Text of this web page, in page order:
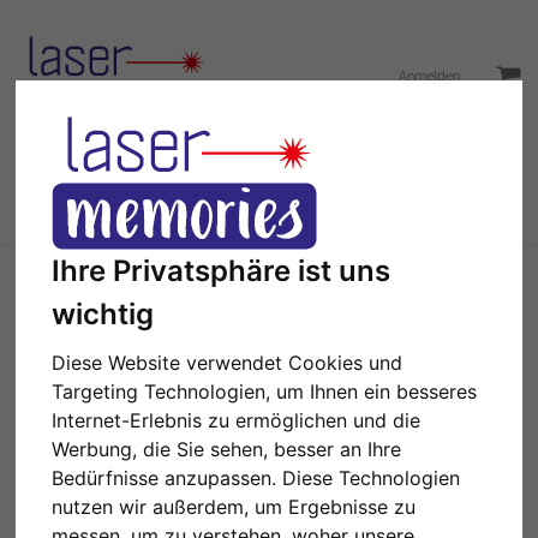
Ihre Privatsphäre ist uns
wichtig
Diese Website verwendet Cookies und
Targeting Technologien, um Ihnen ein besseres
Internet-Erlebnis zu ermöglichen und die
Werbung, die Sie sehen, besser an Ihre
Bedürfnisse anzupassen. Diese Technologien
nutzen wir außerdem, um Ergebnisse zu
Anmelden
Toggle
navigation
Menü
Sie sind hier: Gedenktafel Katzen
Personalisierte Gedenktafel und
Schiefertafel rund um Ihre Katze
Schiefertafeln mit
personalisierter Gravur: Ein
einzigartiges Geschenk für